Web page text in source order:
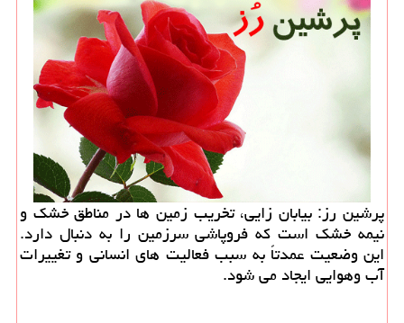
پرشین رز: بیابان زایی، تخریب زمین ها در مناطق خشك و
نیمه خشك است كه فروپاشی سرزمین را به دنبال دارد.
این وضعیت عمدتاً به سبب فعالیت های انسانی و تغییرات
آب وهوایی ایجاد می شود.